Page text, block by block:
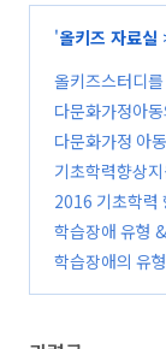
'올키즈 자료실
올키즈스터디
학습
(0)
다문화가정아
다문화가정 아
기초학력향상
2016 기초학력
학습장애 유형
학습장애의 유형